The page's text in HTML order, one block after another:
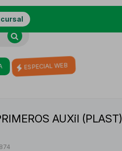
ESPECIAL WEB
AUXil (PLAST)